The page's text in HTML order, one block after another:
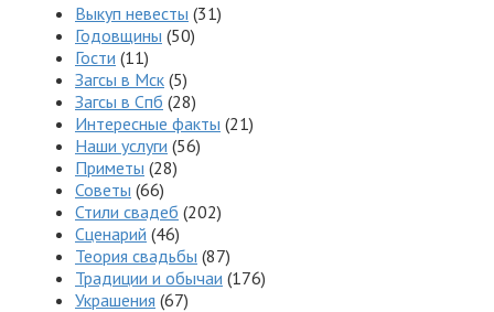
Выкуп невесты (31)
Годовщины (50)
Гости (11)
Загсы в Мск (5)
Загсы в Спб (28)
Интересные факты (21)
Наши услуги (56)
Приметы (28)
Советы (66)
Стили свадеб (202)
Сценарий (46)
Теория свадьбы (87)
Традиции и обычаи (176)
Украшения (67)